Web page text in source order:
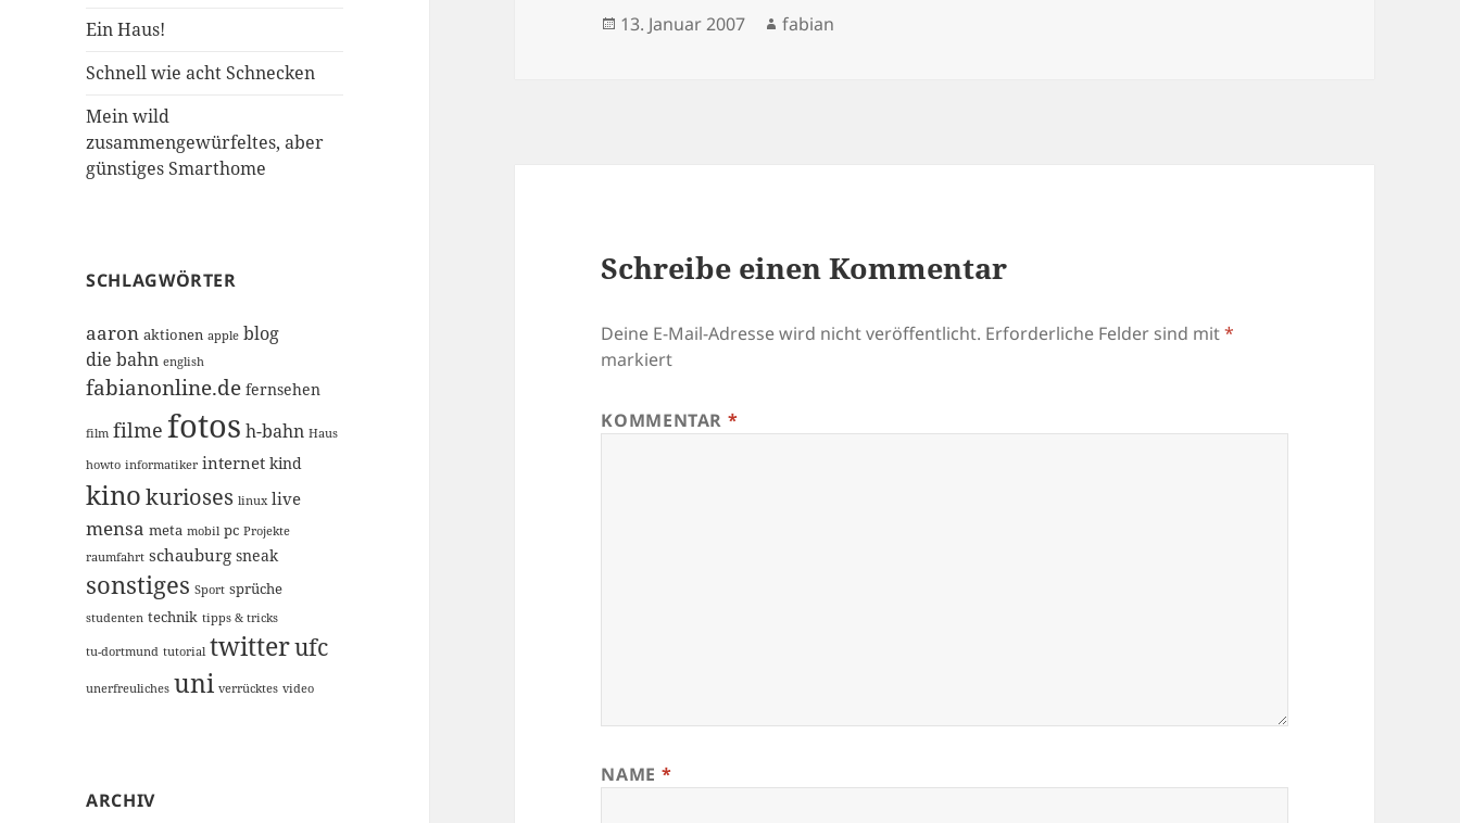
Ein Haus!
Schnell wie acht Schnecken
Mein wild
zusammengewürfeltes, aber
günstiges Smarthome
SCHLAGWÖRTER
aaron aktionen apple blog
die bahn english
fabianonline.de fernsehen
film filme fotos h-bahn Haus
howto informatiker internet kind
kinokurioses linux live
mensa meta mobil pc Projekte
raumfahrt schauburg sneak
sonstiges Sport sprüche
studenten technik tipps & tricks
tu-dortmund tutorial twitterufc
unerfreuliches uni verrücktes video
ARCHIV
Veröffentlicht
13. Januar 2007 Autor
fabian
Schreibe einen Kommentar
Deine E-Mail-Adresse wird nicht veröffentlicht. Erforderliche Felder sind mit*
markiert
KOMMENTAR *
NAME *